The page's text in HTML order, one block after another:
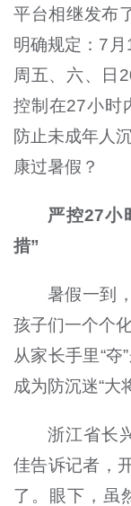
平台相继发布
明确规定：7
周五、六、日
控制在27小时
防止未成年人
康过暑假？
严控27小
措”
暑假一到
孩子们一个个
从家长手里“
成为防沉迷“大
浙江省长
佳告诉记者，
了。眼下，虽